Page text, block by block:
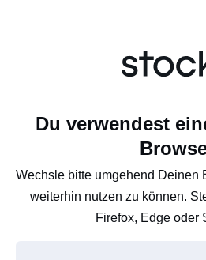
Du verwendest
Wechsle bitte umgehend Deinen
weiterhin nutzen zu können.
Firefox, Edge oder